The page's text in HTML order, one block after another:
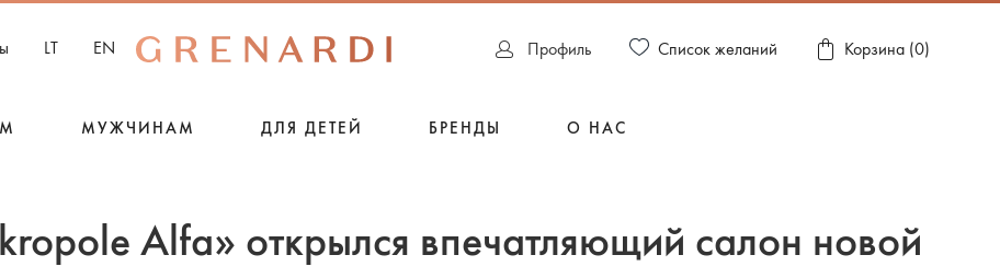
Пpофиль Список желаний Корзина (0)
LT EN
МУЖЧИНАМ ДЛЯ ДЕТЕЙ БРЕНДЫ О НАС
Alfa» открылся впечатляющий салон новой